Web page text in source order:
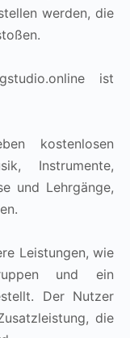
werden, die
ist
kostenlosen
Instrumente,
und Lehrgänge,
Leistungen, wie
und ein
Der Nutzer
die